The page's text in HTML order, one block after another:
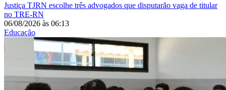
Justiça TJRN escolhe três advogados que disputarão vaga de titular
no TRE-RN
06/08/2026 às 06:13
Educação